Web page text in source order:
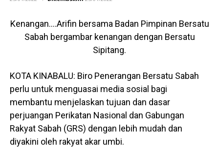
Kenangan….Arifin bersama Badan Pimpinan Bersatu
Sabah bergambar kenangan dengan Bersatu
Sipitang.
KOTA KINABALU: Biro Penerangan Bersatu Sabah
perlu untuk menguasai media sosial bagi
membantu menjelaskan tujuan dan dasar
perjuangan Perikatan Nasional dan Gabungan
Rakyat Sabah (GRS) dengan lebih mudah dan
diyakini oleh rakyat akar umbi.